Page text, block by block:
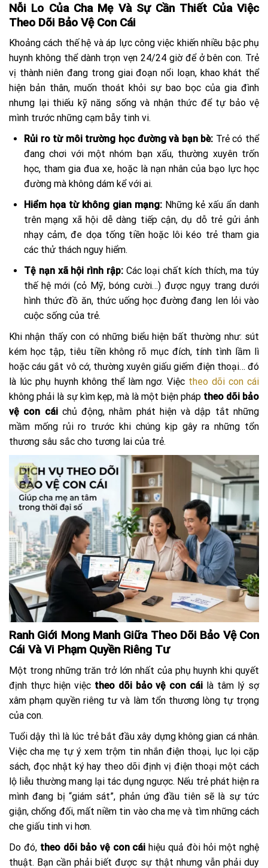
Nỗi Lo Của Cha Mẹ Và Sự Cần Thiết Của Việc
Theo Dõi Bảo Vệ Con Cái
Khoảng cách thế hệ và áp lực công việc khiến nhiều bậc phụ
huynh không thể dành trọn vẹn 24/24 giờ để ở bên con. Trẻ
vị thành niên đang trong giai đoạn nổi loạn, khao khát thể
hiện bản thân, muốn thoát khỏi sự bao bọc của gia đình
nhưng lại thiếu kỹ năng sống và nhận thức để tự bảo vệ
mình trước những cạm bẫy tinh vi.
Rủi ro từ môi trường học đường và bạn bè: Trẻ có thể
đang chơi với một nhóm bạn xấu, thường xuyên trốn
học, tham gia đua xe, hoặc là nạn nhân của bạo lực học
đường mà không dám kể với ai.
Hiểm họa từ không gian mạng: Những kẻ xấu ẩn danh
trên mạng xã hội dễ dàng tiếp cận, dụ dỗ trẻ gửi ảnh
nhạy cảm, đe dọa tống tiền hoặc lôi kéo trẻ tham gia
các thử thách nguy hiểm.
Tệ nạn xã hội rình rập:Các loại chất kích thích, ma túy
thế hệ mới (cỏ Mỹ, bóng cười…) được ngụy trang dưới
hình thức đồ ăn, thức uống học đường đang len lỏi vào
cuộc sống của trẻ.
Khi nhận thấy con có những biểu hiện bất thường như: sút
kém học tập, tiêu tiền không rõ mục đích, tính tình lầm lì
hoặc cáu gắt vô cớ, thường xuyên giấu giếm điện thoại… đó
là lúc phụ huynh không thể làm ngơ. Việc theo dõi con cái
không phải là sự kìm kẹp, mà là một biện pháp theo dõi bảo
vệ con cáichủ động, nhằm phát hiện và dập tắt những
mầm mống rủi ro trước khi chúng kịp gây ra những tổn
thương sâu sắc cho tương lai của trẻ.
Ranh Giới Mong Manh Giữa Theo Dõi Bảo Vệ Con
Cái Và Vi Phạm Quyền Riêng Tư
Một trong những trăn trở lớn nhất của phụ huynh khi quyết
định thực hiện việc theo dõi bảo vệ con cái là tâm lý sợ
xâm phạm quyền riêng tư và làm tổn thương lòng tự trọng
của con.
Tuổi dậy thì là lúc trẻ bắt đầu xây dựng không gian cá nhân.
Việc cha mẹ tự ý xem trộm tin nhắn điện thoại, lục lọi cặp
sách, đọc nhật ký hay theo dõi định vị điện thoại một cách
lộ liễu thường mang lại tác dụng ngược. Nếu trẻ phát hiện ra
mình đang bị “giám sát”, phản ứng đầu tiên sẽ là sự tức
giận, chống đối, mất niềm tin vào cha mẹ và tìm những cách
che giấu tinh vi hơn.
Do đó, theo dõi bảo vệ con cái hiệu quả đòi hỏi một nghệ
thuật. Bạn cần phải biết được sự thật nhưng vẫn phải duy